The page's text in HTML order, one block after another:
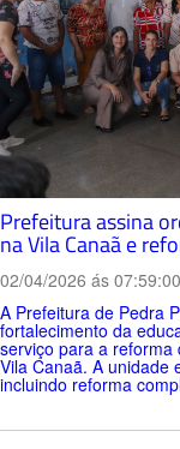
Prefeitura assina
na Vila Canaã e
02/04/2026 ás 07:59:00
A Prefeitura de Pedra
fortalecimento da
serviço para a reforma
Vila Canaã. A unidade
incluindo reforma